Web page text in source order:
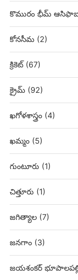
కొమురం భీమ్
కోనసీమ (2)
క్రికెట్ (67)
క్రైమ్ (92)
ఖగోళశాస్త్రం (4)
ఖమ్మం (5)
గుంటూరు (1)
చిత్తూరు (1)
జగిత్యాల (7)
జనగాం (3)
జయశంకర్